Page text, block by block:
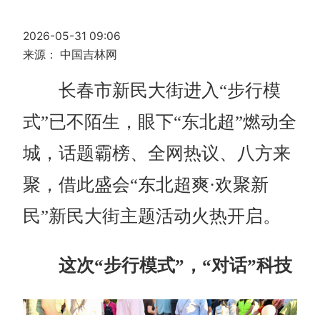
2026-05-31 09:06
来源： 中国吉林网
长春市新民大街进入“步行模
式”已不陌生，眼下“东北超”燃动全
城，话题霸榜、全网热议、八方来
聚，借此盛会“东北超爽·欢聚新
民”新民大街主题活动火热开启。
这次“步行模式”，“对话”科技